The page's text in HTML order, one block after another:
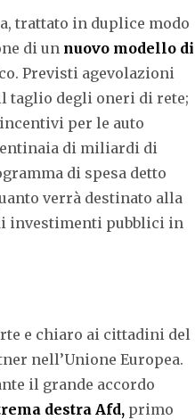
trattato in duplice modo
di un nuovo modello di
Previsti agevolazioni
taglio degli oneri di rete;
per le auto
di miliardi di
di spesa detto
verrà destinato alla
investimenti pubblici in
e chiaro ai cittadini del
nell’Unione Europea.
il grande accordo
destra Afd, primo